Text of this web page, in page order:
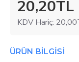
20,20TL
KDV Hariç:
ÜRÜN BILGISI